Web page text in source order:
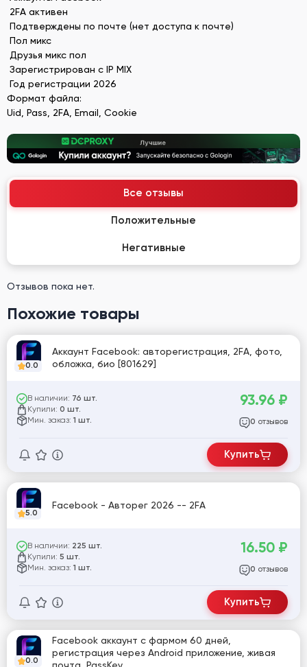
2FA активен
Подтверждены по почте (нет доступа к почте)
Пол микс
Друзья микс пол
Зарегистрирован с IP MIX
Год регистрации 2026
Формат файла:
Uid, Pass, 2FA, Email, Cookie
Все отзывы
Положительные
Негативные
Отзывов пока нет.
Похожие товары
0.0
Аккаунт Facebook: авторегистрация, 2FA, фото,
обложка, био [801629]
В наличии: 76 шт.
Купили: 0 шт.
Мин. заказ: 1 шт.
93.96 ₽
0 отзывов
Купить
5.0
Facebook - Авторег 2026 -- 2FA
В наличии: 225 шт.
Купили: 5 шт.
Мин. заказ: 1 шт.
16.50 ₽
0 отзывов
Купить
0.0
Facebook аккаунт с фармом 60 дней,
регистрация через Android приложение, живая